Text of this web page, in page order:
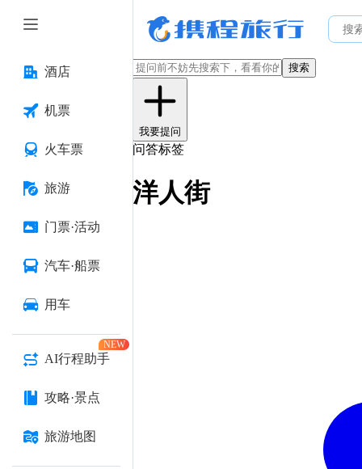
酒店
机票
火车票
旅游
门票·活动
汽车·船票
用车
AI行程助手
NEW
攻略·景点
旅游地图
搜索
我要提问
问答标签
洋人街